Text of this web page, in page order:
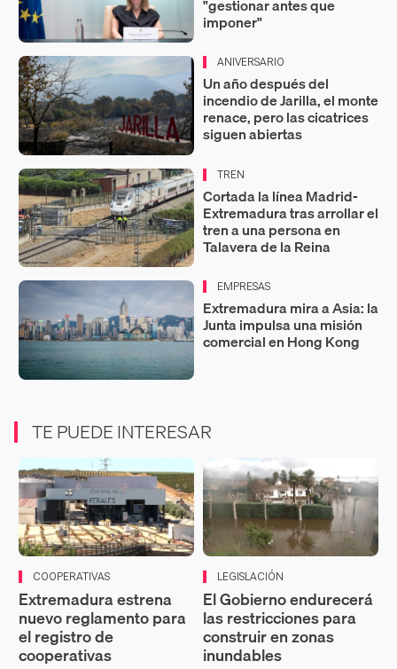
"gestionar antes que
imponer"
ANIVERSARIO
Un año después del
incendio de Jarilla, el monte
renace, pero las cicatrices
siguen abiertas
TREN
Cortada la línea Madrid-
Extremadura tras arrollar el
tren a una persona en
Talavera de la Reina
EMPRESAS
Extremadura mira a Asia: la
Junta impulsa una misión
comercial en Hong Kong
TE PUEDE INTERESAR
COOPERATIVAS
Extremadura estrena
nuevo reglamento para
el registro de
cooperativas
LEGISLACIÓN
El Gobierno endurecerá
las restricciones para
construir en zonas
inundables